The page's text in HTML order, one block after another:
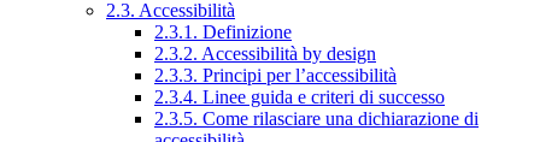
2.3. Accessibilità
2.3.1. Definizione
2.3.2. Accessibilità by design
2.3.3. Principi per l’accessibilità
2.3.4. Linee guida e criteri di successo
2.3.5. Come rilasciare una dichiarazione di